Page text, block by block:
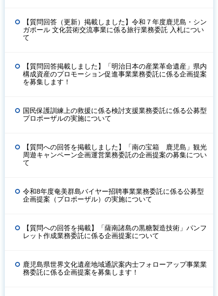
【質問回答（更新）掲載しました】令和７年度鹿児島・シン
ガポール 文化芸術交流事業に係る旅行業務委託 入札につい
て
【質問回答掲載しました】「明治日本の産業革命遺産」県内
構成資産のプロモーション促進事業業務委託に係る企画提案
を募集します！
国民保護訓練上の救援に係る検討支援業務委託に係る公募型
プロポーザルの実施について
【質問への回答を掲載しました】「南の宝箱 鹿児島」観光
周遊キャンペーン企画運営業務委託の企画提案の募集につい
て
令和8年度奄美群島バイヤー招聘事業業務委託に係る公募型
企画提案（プロポーザル）の実施について
【質問への回答を掲載】「薩南諸島の黒糖製造技術」パンフ
レット作成業務委託に係る企画提案について
鹿児島県世界文化遺産地域通訳案内士フォローアップ事業業
務委託に係る企画提案を募集します！